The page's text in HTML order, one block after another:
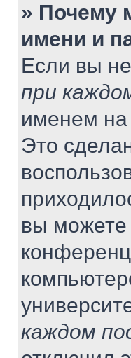
» Почему
имени и
Если вы
при
именем на
Это
вы можете
каждом